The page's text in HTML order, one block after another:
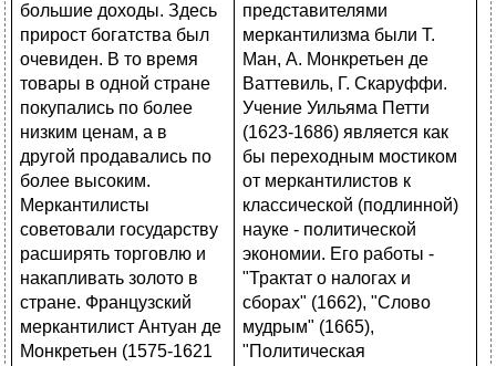
представителями
меркантилизма были Т.
Ман, А. Монкретьен де
Ваттевиль, Г. Скаруффи.
Учение Уильяма Петти
(1623-1686) является как
бы переходным мостиком
от меркантилистов к
классической (подлинной)
науке - политической
экономии. Его работы -
"Трактат о налогах и
сборах" (1662), "Слово
мудрым" (1665),
"Политическая